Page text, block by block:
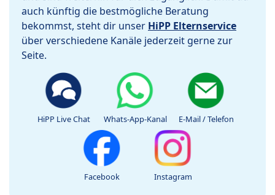
auch künftig die bestmögliche Beratung
bekommst, steht dir unser HiPP Elternservice
über verschiedene Kanäle jederzeit gerne zur
Seite.
HiPP Live Chat Whats-App-Kanal E-Mail / Telefon
Facebook Instagram